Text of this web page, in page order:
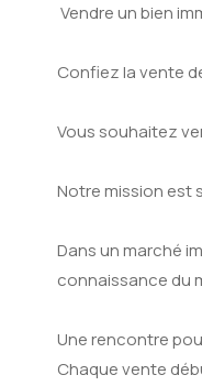
Vendre un bien
Confiez la vente
Vous souhaitez
Notre mission est
Dans un marché
connaissance du
Une rencontre
Chaque vente